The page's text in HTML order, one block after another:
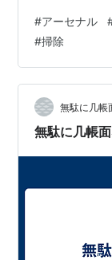
すがベテラン
３ー２で終わ
たほどのシー
に耐えられず
ラ見ながら箒
掃いていたww
#アーセナル
#掃除
無駄に几帳
無駄に几帳